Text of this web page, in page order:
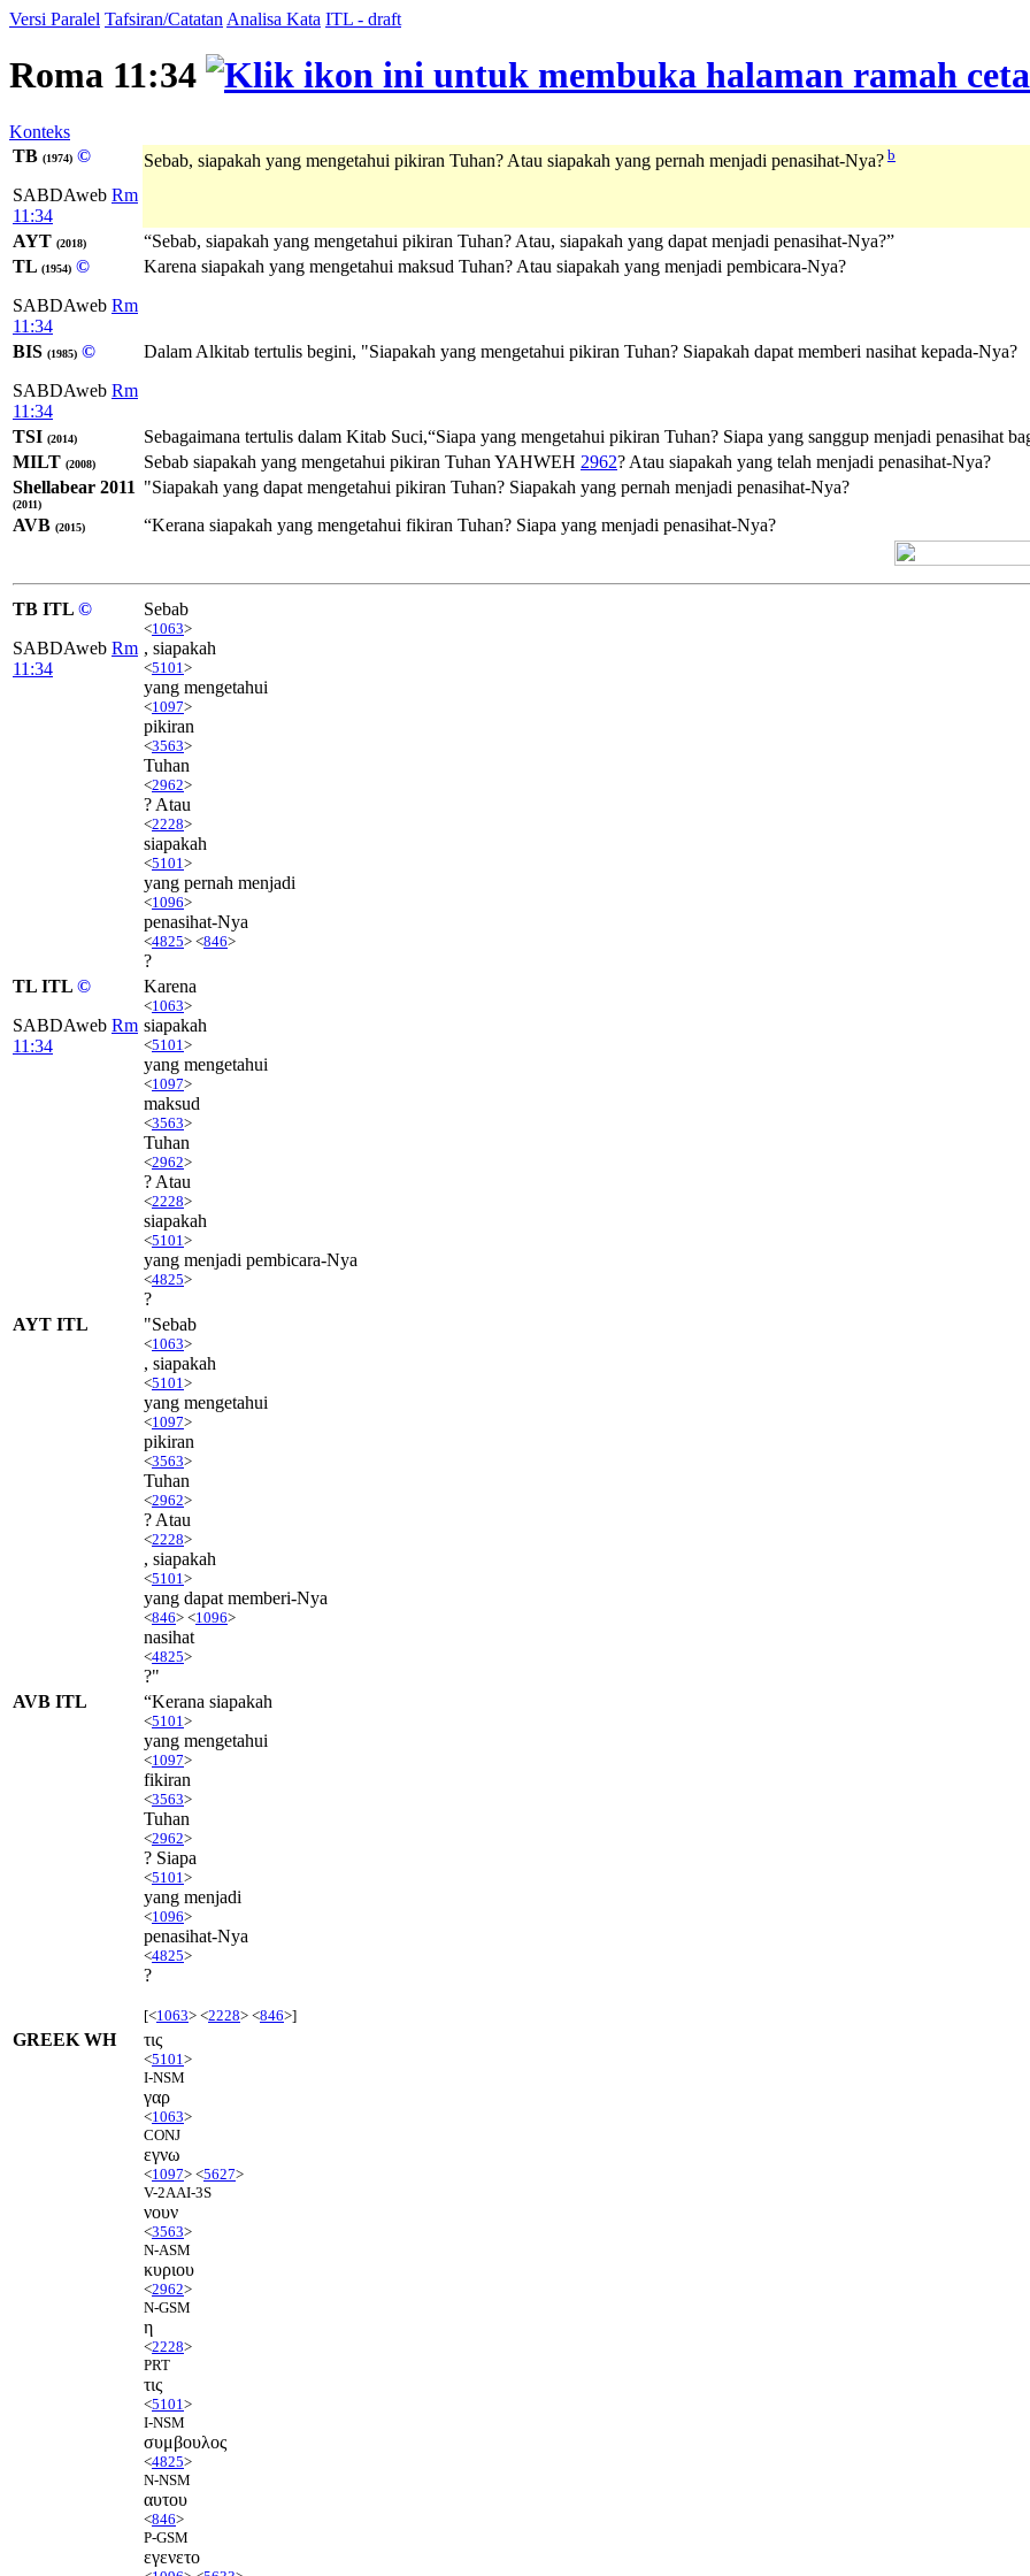
Versi Paralel Tafsiran/Catatan Analisa Kata ITL - draft
Roma 11:34
Konteks
TB (1974) ©
SABDAweb Rm
11:34
Sebab, siapakah yang mengetahui pikiran Tuhan? Atau siapakah yang pernah menjadi penasihat-Nya? b
AYT (2018)
“Sebab, siapakah yang mengetahui pikiran Tuhan? Atau, siapakah yang dapat menjadi penasihat-Nya?”
TL (1954) ©
SABDAweb Rm
11:34
Karena siapakah yang mengetahui maksud Tuhan? Atau siapakah yang menjadi pembicara-Nya?
BIS (1985) ©
SABDAweb Rm
11:34
Dalam Alkitab tertulis begini, "Siapakah yang mengetahui pikiran Tuhan? Siapakah dapat memberi nasihat kepada-Nya?
TSI (2014)
Sebagaimana tertulis dalam Kitab Suci,“Siapa yang mengetahui pikiran Tuhan? Siapa yang sanggup menjadi penasihat
MILT (2008) Sebab siapakah yang mengetahui pikiran Tuhan YAHWEH 2962? Atau siapakah yang telah menjadi penasihat-Nya?
Shellabear 2011
(2011)
"Siapakah yang dapat mengetahui pikiran Tuhan? Siapakah yang pernah menjadi penasihat-Nya?
AVB (2015) “Kerana siapakah yang mengetahui fikiran Tuhan? Siapa yang menjadi penasihat-Nya?
TB ITL ©
SABDAweb Rm
11:34
Sebab
<1063>
, siapakah
<5101 >
yang mengetahui
<1097>
pikiran
<3563>
Tuhan
<2962>
? Atau
<2228>
siapakah
<5101 >
yang pernah menjadi
<1096>
penasihat-Nya
<4825> <846>
?
TL ITL ©
SABDAweb Rm
11:34
Karena
<1063>
siapakah
<5101 >
yang mengetahui
<1097>
maksud
<3563>
Tuhan
<2962>
? Atau
<2228>
siapakah
<5101 >
yang menjadi pembicara-Nya
<4825>
?
AYT ITL
"Sebab
<1063>
, siapakah
<5101 >
yang mengetahui
<1097>
pikiran
<3563>
Tuhan
<2962>
? Atau
<2228>
, siapakah
<5101 >
yang dapat memberi-Nya
<846> <1096>
nasihat
<4825>
?"
AVB ITL
“Kerana siapakah
<5101 >
yang mengetahui
<1097>
fikiran
<3563>
Tuhan
<2962>
? Siapa
<5101 >
yang menjadi
<1096>
penasihat-Nya
<4825>
?
[<1063> <2228> <846>]
GREEK WH τις
<5101 >
I-NSM
γαρ
<1063>
CONJ
εγνω
<1097> <5627>
V-2AAI-3S
νουν
<3563>
N-ASM
κυριου
<2962>
N-GSM
η
<2228>
PRT
τις
<5101 >
I-NSM
συμβουλος
<4825>
N-NSM
αυτου
<846>
P-GSM
εγενετο